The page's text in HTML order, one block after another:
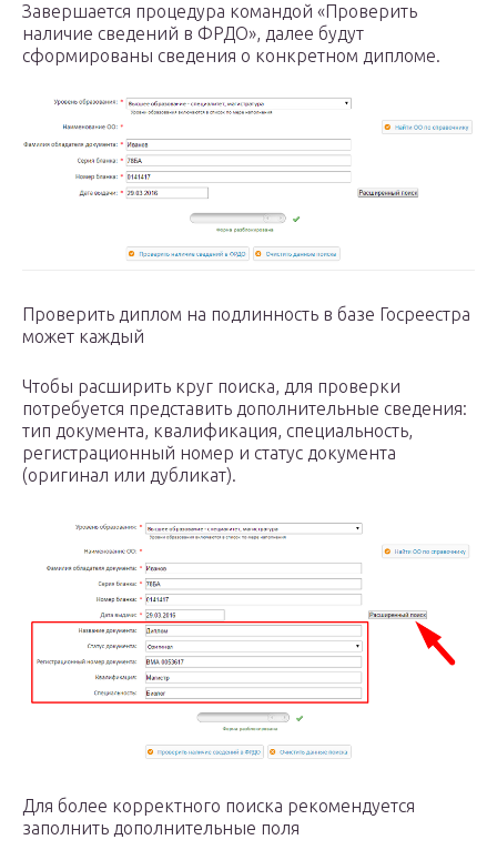
Завершается процедура командой «Проверить
наличие сведений в ФРДО», далее будут
сформированы сведения о конкретном дипломе.
Проверить диплом на подлинность в базе Госреестра
может каждый
Чтобы расширить круг поиска, для проверки
потребуется представить дополнительные сведения:
тип документа, квалификация, специальность,
регистрационный номер и статус документа
(оригинал или дубликат).
Для более корректного поиска рекомендуется
заполнить дополнительные поля